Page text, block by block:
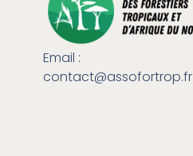
Email :
contact@assofortrop.fr​